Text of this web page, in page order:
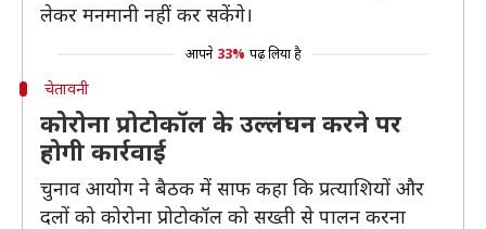
लेकर मनमानी नहीं कर सकेंगे।
आपने 33% पढ़ लिया है
चेतावनी
कोरोना प्रोटोकॉल के उल्लंघन करने पर
होगी कार्रवाई
चुनाव आयोग ने बैठक में साफ कहा कि प्रत्याशियों और
दलों को कोरोना प्रोटोकॉल को सख्ती से पालन करना